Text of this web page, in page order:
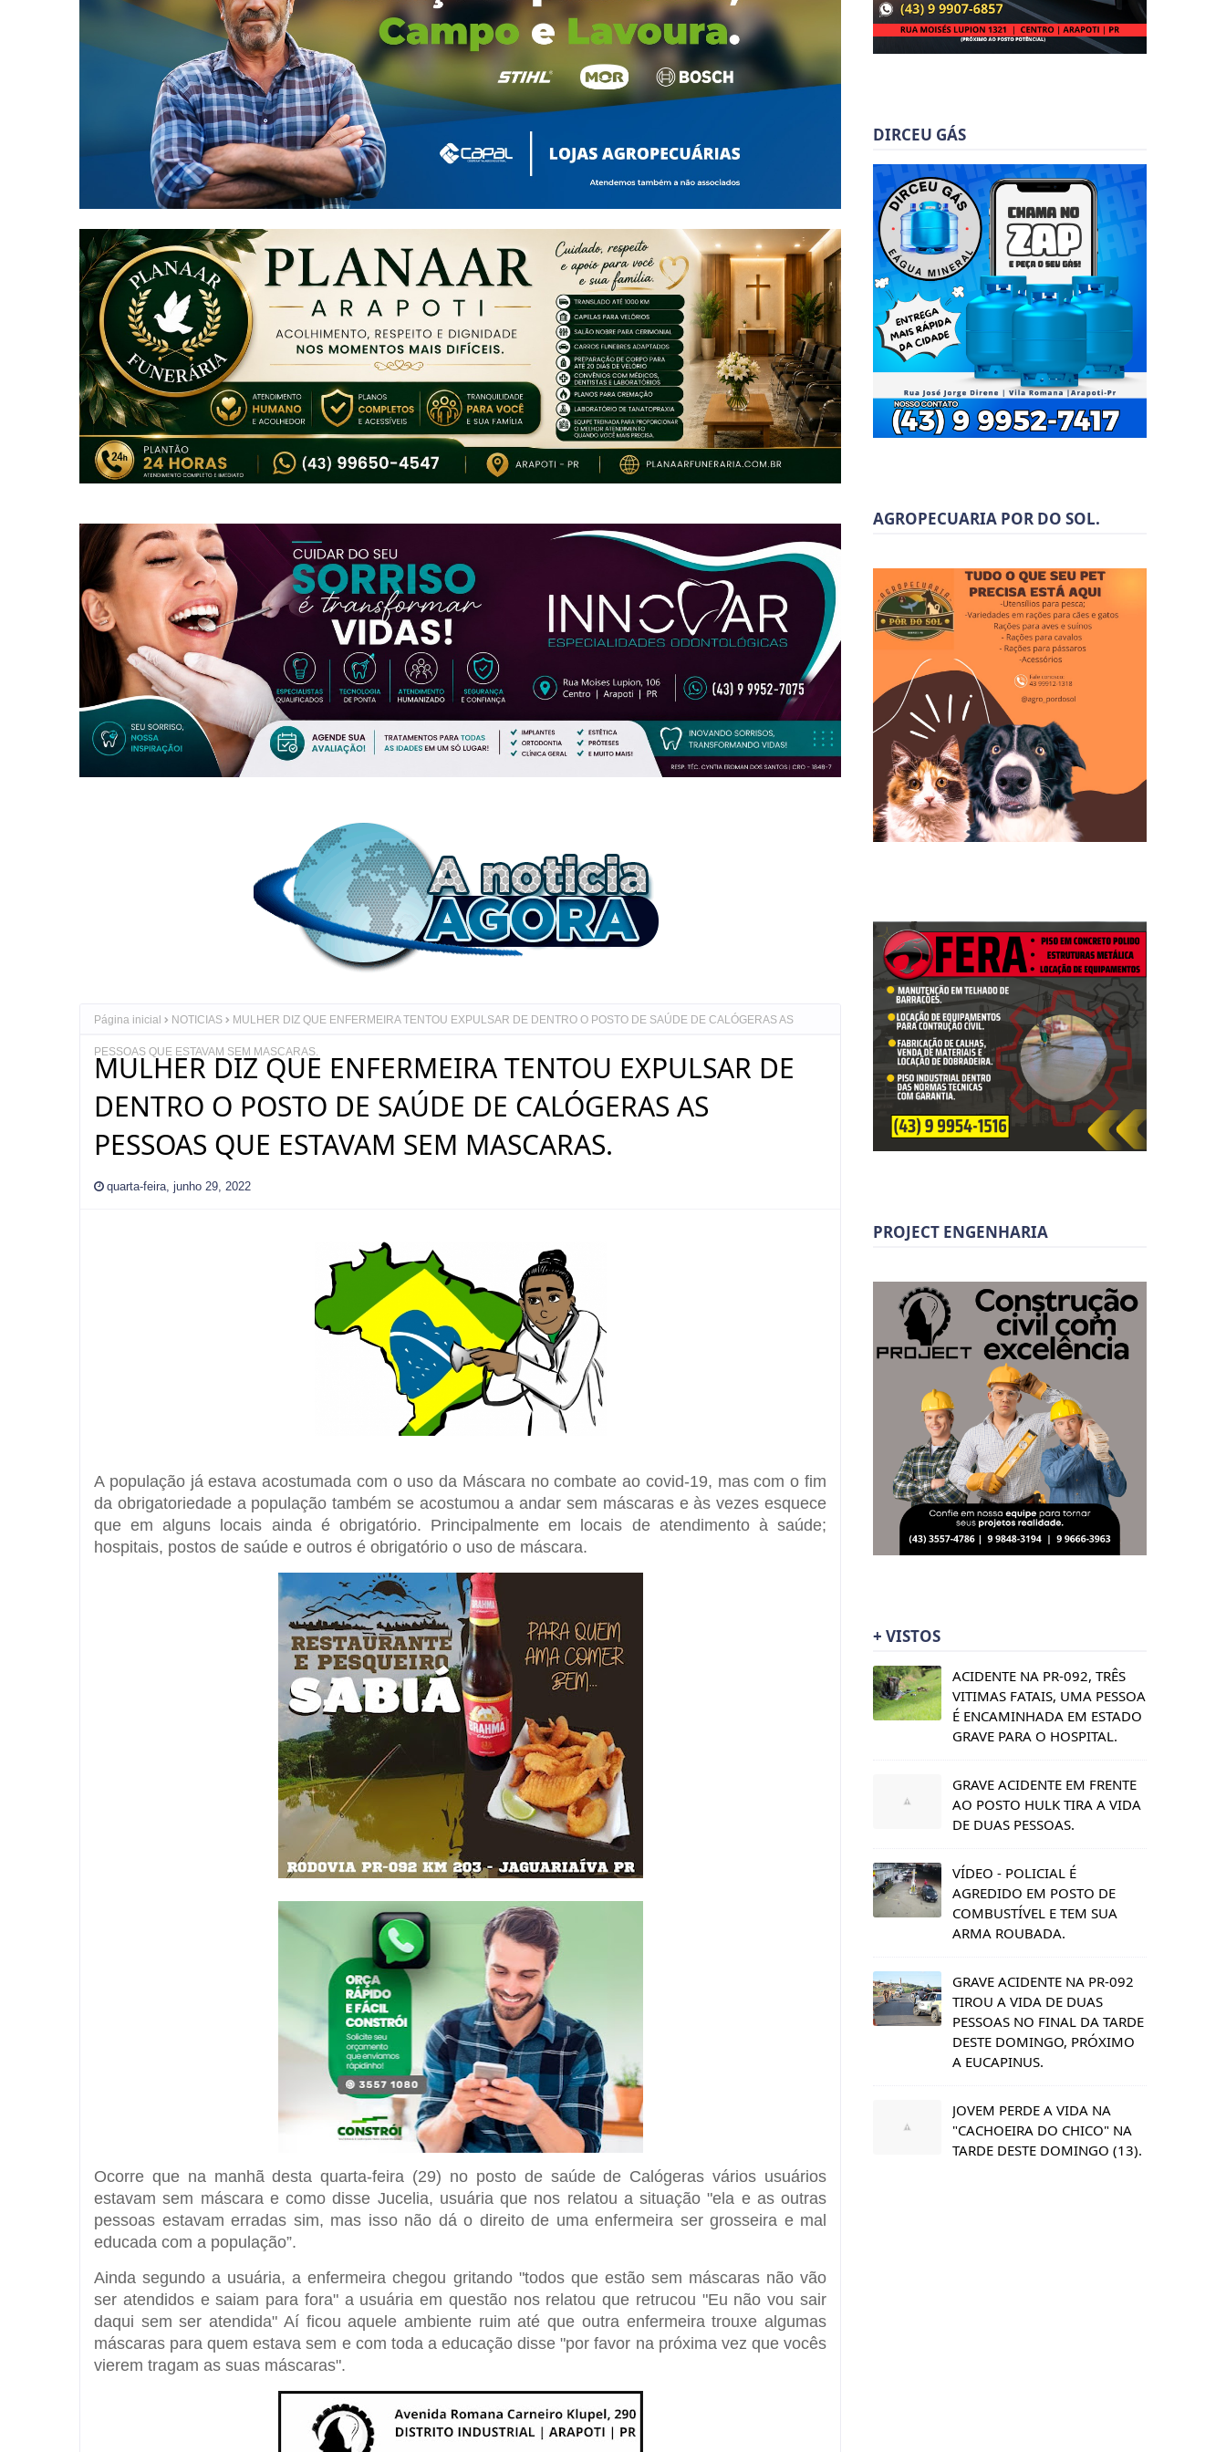
Página inicial NOTICIAS MULHER DIZ QUE ENFERMEIRA TENTOU EXPULSAR DE DENTRO O POSTO DE SAÚDE DE CALÓGERAS AS
PESSOAS QUE ESTAVAM SEM MASCARAS.
MULHER DIZ QUE ENFERMEIRA TENTOU EXPULSAR DE
DENTRO O POSTO DE SAÚDE DE CALÓGERAS AS
PESSOAS QUE ESTAVAM SEM MASCARAS.
quarta-feira, junho 29, 2022
A população já estava acostumada com o uso da Máscara no combate ao covid-19, mas com o fim
da obrigatoriedade a população também se acostumou a andar sem máscaras e às vezes esquece
que em alguns locais ainda é obrigatório. Principalmente em locais de atendimento à saúde;
hospitais, postos de saúde e outros é obrigatório o uso de máscara.
Ocorre que na manhã desta quarta-feira (29) no posto de saúde de Calógeras vários usuários
estavam sem máscara e como disse Jucelia, usuária que nos relatou a situação "ela e as outras
pessoas estavam erradas sim, mas isso não dá o direito de uma enfermeira ser grosseira e mal
educada com a população”.
Ainda segundo a usuária, a enfermeira chegou gritando "todos que estão sem máscaras não vão
ser atendidos e saiam para fora" a usuária em questão nos relatou que retrucou "Eu não vou sair
daqui sem ser atendida" Aí ficou aquele ambiente ruim até que outra enfermeira trouxe algumas
máscaras para quem estava sem e com toda a educação disse "por favor na próxima vez que vocês
vierem tragam as suas máscaras".
DIRCEU GÁS
AGROPECUARIA POR DO SOL.
PROJECT ENGENHARIA
+ VISTOS
ACIDENTE NA PR-092, TRÊS
VITIMAS FATAIS, UMA PESSOA
É ENCAMINHADA EM ESTADO
GRAVE PARA O HOSPITAL.
GRAVE ACIDENTE EM FRENTE
AO POSTO HULK TIRA A VIDA
DE DUAS PESSOAS.
VÍDEO - POLICIAL É
AGREDIDO EM POSTO DE
COMBUSTÍVEL E TEM SUA
ARMA ROUBADA.
GRAVE ACIDENTE NA PR-092
TIROU A VIDA DE DUAS
PESSOAS NO FINAL DA TARDE
DESTE DOMINGO, PRÓXIMO
A EUCAPINUS.
JOVEM PERDE A VIDA NA
"CACHOEIRA DO CHICO" NA
TARDE DESTE DOMINGO (13).